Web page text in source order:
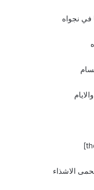
في نجواه
الاشذاء